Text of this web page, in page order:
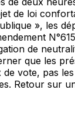
de loi
», les
de
que les
vote, pas
Retour sur